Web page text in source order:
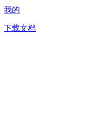
我的
下载文档